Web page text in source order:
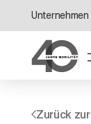
Unternehmen
Zurück